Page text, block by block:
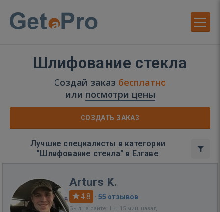
Шлифование стекла
Создай заказ бесплатно
или посмотри цены
СОЗДАТЬ ЗАКАЗ
Лучшие специалисты в категории
"Шлифование стекла" в Елгаве
Arturs K.
4.8 · 55 отзывов
Был на сайте: 1 ч. 15 мин. назад